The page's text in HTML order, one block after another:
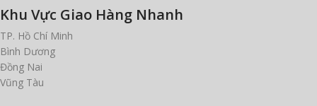
Khu Vực Giao Hàng Nhanh
TP. Hồ Chí Minh
Bình Dương
Đồng Nai
Vũng Tàu